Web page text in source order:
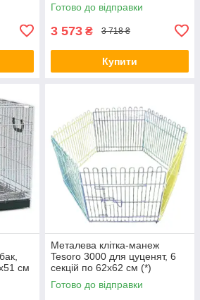
Готово до відправки
3 573 ₴ 3 718 ₴
Купити
см
Металева клітка-манеж
Tesoro 3000 для цуценят, 6
секцій по 62х62 см (*)
Готово до відправки